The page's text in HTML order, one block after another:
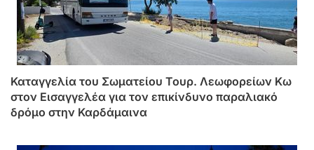
Καταγγελία του Σωματείου Τουρ. Λεωφορείων Κω
στον Εισαγγελέα για τον επικίνδυνο παραλιακό
δρόμο στην Καρδάμαινα